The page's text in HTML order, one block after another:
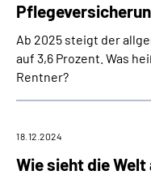
Ab 2025 steigt der
auf 3,6 Prozent. Was
Rentner?
Wie sieht die
18.12.2024